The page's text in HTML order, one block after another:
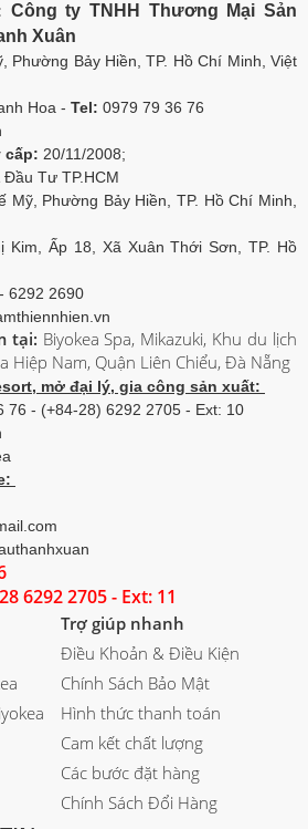
Công ty TNHH Thương Mại Sản
Xuân
Phường Bảy Hiền, TP. Hồ Chí Minh, Việt
Hoa - Tel: 0979 79 36 76
cấp: 20/11/2008;
Tư TP.HCM
Mỹ, Phường Bảy Hiền, TP. Hồ Chí Minh,
Kim, Ấp 18, Xã Xuân Thới Sơn, TP. Hồ
6292 2690
tại: Biyokea Spa, Mikazuki, Khu du lịch
Hiệp Nam, Quận Liên Chiểu, Đà Nẵng
mở đại lý, gia công sản xuất:
76 - (+84-28) 6292 2705 - Ext: 10
6292 2705 - Ext: 11
Trợ giúp nhanh
Điều Khoản & Điều Kiện
Chính Sách Bảo Mật
Hình thức thanh toán
Cam kết chất lượng
Các bước đặt hàng
Chính Sách Đổi Hàng